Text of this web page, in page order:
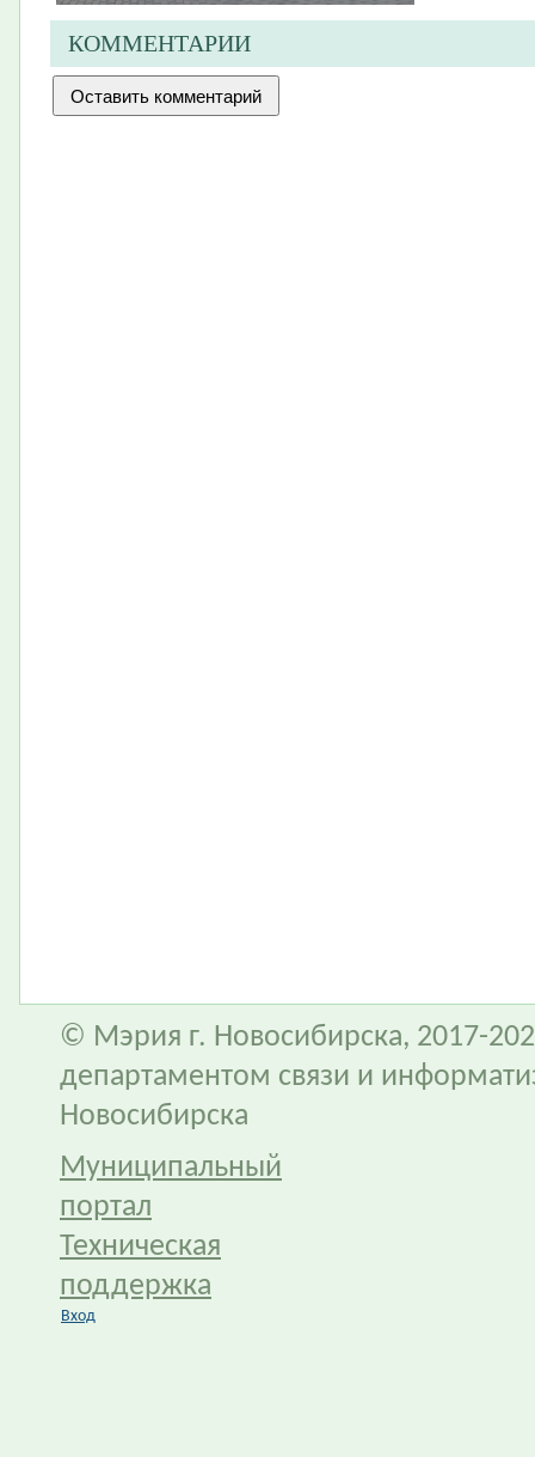
КОММЕНТАРИИ
© Мэрия г. Новосибирска, 2017-
департаментом связи и
Новосибирска
Муниципальный
портал
Техническая
поддержка
Вход